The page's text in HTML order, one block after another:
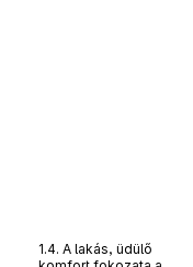
1.4. A lakás, üdülő